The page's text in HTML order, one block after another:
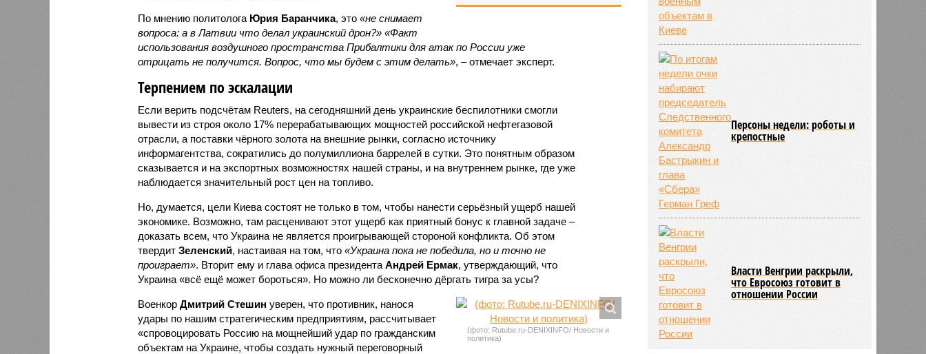
По мнению политолога Юрия Баранчика, это «не снимает
вопроса: а в Латвии что делал украинский дрон?» «Факт
использования воздушного пространства Прибалтики для атак по России уже
отрицать не получится. Вопрос, что мы будем с этим делать», – отмечает эксперт.
Терпением по эскалации
Если верить подсчётам Reuters, на сегодняшний день украинские беспилотники смогли
вывести из строя около 17% перерабатывающих мощностей российской нефтегазовой
отрасли, а поставки чёрного золота на внешние рынки, согласно источнику
информагентства, сократились до полумиллиона баррелей в сутки. Это понятным образом
сказывается и на экспортных возможностях нашей страны, и на внутреннем рынке, где уже
наблюдается значительный рост цен на топливо.
Но, думается, цели Киева состоят не только в том, чтобы нанести серьёзный ущерб нашей
экономике. Возможно, там расценивают этот ущерб как приятный бонус к главной задаче –
доказать всем, что Украина не является проигрывающей стороной конфликта. Об этом
твердит Зеленский, настаивая на том, что «Украина пока не победила, но и точно не
проиграет». Вторит ему и глава офиса президента Андрей Ермак, утверждающий, что
Украина «всё ещё может бороться». Но можно ли бесконечно дёргать тигра за усы?
(фото: Rutube.ru-DENIXINFO/ Новости и
политика)
Военкор Дмитрий Стешин уверен, что противник, нанося
удары по нашим стратегическим предприятиям, рассчитывает
«спровоцировать Россию на мощнейший удар по гражданским
объектам на Украине, чтобы создать нужный переговорный
Персоны недели: роботы и
крепостные
Власти Венгрии раскрыли,
что Евросоюз готовит в
отношении России